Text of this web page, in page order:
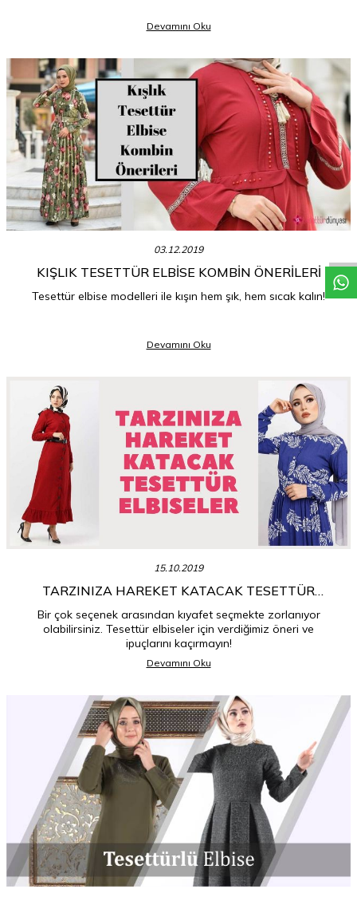
W
h
a
t
a
p
p
D
e
s
t
e
H
a
t
t
Devamını Oku
03.12.2019
KIŞLIK TESETTÜR ELBISE KOMBIN ÖNERILERI
Tesettür elbise modelleri ile kışın hem şık, hem sıcak kalın!
Devamını Oku
15.10.2019
TARZINIZA HAREKET KATACAK TESETTÜR
ELBISELER
Bir çok seçenek arasından kıyafet seçmekte zorlanıyor
olabilirsiniz. Tesettür elbiseler için verdiğimiz öneri ve
ipuçlarını kaçırmayın!
Devamını Oku